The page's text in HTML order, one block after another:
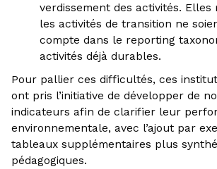
verdissement des activités.
les activités de transition ne
compte dans le reporting
activités déjà durables.
Pour pallier ces difficultés, ces
ont pris l’initiative de développer de
indicateurs afin de clarifier leur
environnementale, avec l’ajout par
tableaux supplémentaires plus
pédagogiques.